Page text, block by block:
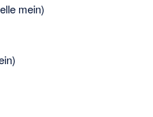
mein)